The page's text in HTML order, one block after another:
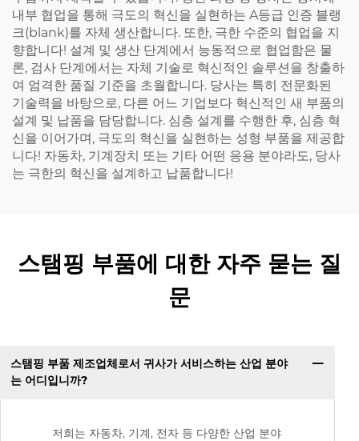
내부 협업을 통해 극도의 혁신을 실현하는 A등급 인증 블랭
크(blank)를 자체 생산합니다. 또한, 극한 수준의 협업을 지
향합니다! 설계 및 생산 단계에서 능동적으로 협업함은 물
론, 검사 단계에서는 자체 기술로 혁신적인 솔루션을 창출하
여 엄격한 품질 기준을 초월합니다. 당사는 특히 전문화된
기술력을 바탕으로, 다른 어느 기업보다 혁신적인 새 부품의
설계 및 납품을 담당합니다. 심층 설계를 수행한 후, 심층 혁
신을 이어가며, 극도의 혁신을 실현하는 성형 부품을 제공합
니다! 자동차, 기계장치 또는 기타 어떤 응용 분야라도, 당사
는 극한의 혁신을 설계하고 납품합니다!
스탬핑 부품에 대한 자주 묻는 질
문
스탬핑 부품 제조업체로서 귀사가 서비스하는 산업 분야
는 어디입니까?
저희는 자동차, 기계, 전자 등 다양한 산업 분야